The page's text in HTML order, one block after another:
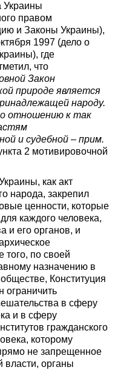
Украины
правом
и Законы Украины),
1997 (дело о
где
что
Закон
природе является
народу.
отношению к так
и судебной – прим.
2 мотивировочной
как акт
народа, закрепил
ценности, которые
каждого человека,
и его органов, и
по своей
назначению в
Конституция
ограничить
в сферу
и в сферу
гражданского
которому
не запрещенное
власти, органы